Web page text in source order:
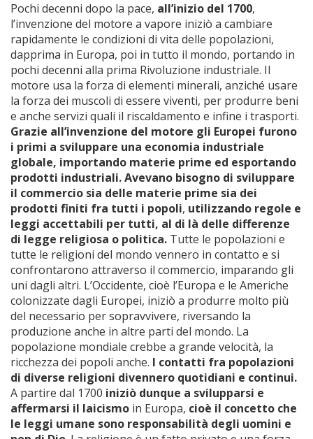
Pochi decenni dopo la pace, all’inizio del 1700,
l’invenzione del motore a vapore iniziò a cambiare
rapidamente le condizioni di vita delle popolazioni,
dapprima in Europa, poi in tutto il mondo, portando in
pochi decenni alla prima Rivoluzione industriale. Il
motore usa la forza di elementi minerali, anziché usare
la forza dei muscoli di essere viventi, per produrre beni
e anche servizi quali il riscaldamento e infine i trasporti.
Grazie all’invenzione del motore gli Europei furono
i primi a sviluppare una economia industriale
globale, importando materie prime ed esportando
prodotti industriali. Avevano bisogno di sviluppare
il commercio sia delle materie prime sia dei
prodotti finiti fra tutti i popoli, utilizzando regole e
leggi accettabili per tutti, al di là delle differenze
di legge religiosa o politica. Tutte le popolazioni e
tutte le religioni del mondo vennero in contatto e si
confrontarono attraverso il commercio, imparando gli
uni dagli altri. L’Occidente, cioè l’Europa e le Americhe
colonizzate dagli Europei, iniziò a produrre molto più
del necessario per sopravvivere, riversando la
produzione anche in altre parti del mondo. La
popolazione mondiale crebbe a grande velocità, la
ricchezza dei popoli anche. I contatti fra popolazioni
di diverse religioni divennero quotidiani e continui.
A partire dal 1700 iniziò dunque a svilupparsi e
affermarsi il laicismo in Europa, cioè il concetto che
le leggi umane sono responsabilità degli uomini e